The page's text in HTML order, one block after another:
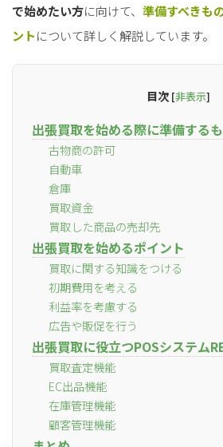
で始めたい方に向けて、 準備すべきも
ントについて詳しく解説しています。
目次 [非表示]
出張買取を始める際に準備する
古物商の許可
自動車
倉庫
買取資金
買取した商品の売却先
出張買取を始めるポイント
買取に関する知識をつける
初期費用を考える
利益率を考慮する
広告や販促を行う
出張買取に役立つPOSシステム
買取査定機能
EC出品機能
在庫管理機能
顧客管理機能